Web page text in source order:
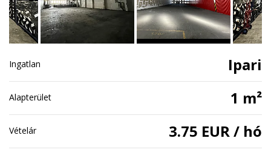
Ingatlan Ipari
Alapterület 1 m²
Vételár 3.75 EUR / hó